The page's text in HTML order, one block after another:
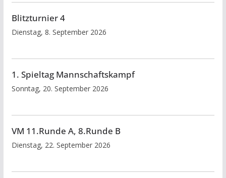
Blitzturnier 4
Dienstag, 8. September 2026
1. Spieltag Mannschaftskampf
Sonntag, 20. September 2026
VM 11.Runde A, 8.Runde B
Dienstag, 22. September 2026